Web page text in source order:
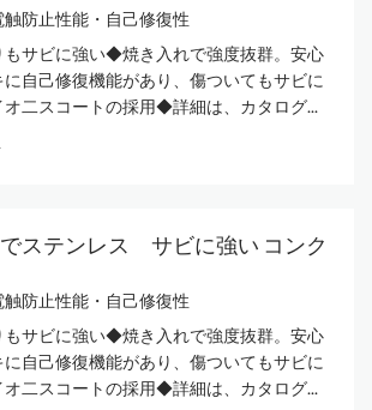
防止性能・自己修復性
サビに強い◆焼き入れで強度抜群。安心
自己修復機能があり、傷ついてもサビに
二スコートの採用◆詳細は、カタログ...
ステンレス サビに強い コンク
防止性能・自己修復性
サビに強い◆焼き入れで強度抜群。安心
自己修復機能があり、傷ついてもサビに
二スコートの採用◆詳細は、カタログ...